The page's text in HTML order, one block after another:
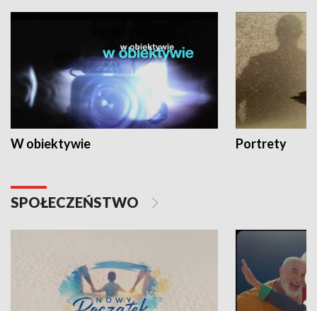
W obiektywie Portrety
SPOŁECZEŃSTWO